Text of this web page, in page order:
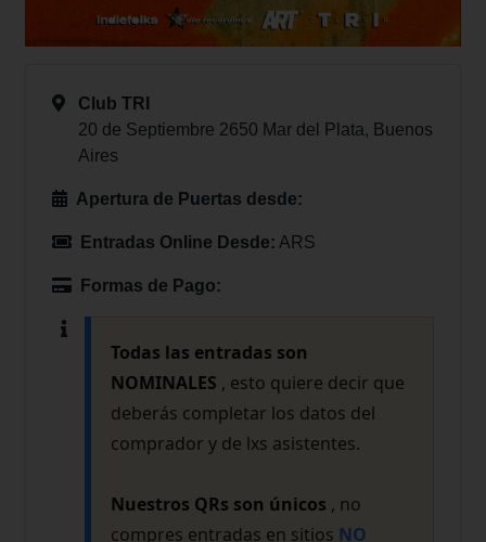
Club TRI
20 de Septiembre 2650 Mar del Plata, Buenos
Aires
Apertura de Puertas desde:
Entradas Online Desde: ARS
Formas de Pago:
Todas las entradas son
NOMINALES , esto quiere decir que
deberás completar los datos del
comprador y de lxs asistentes.
Nuestros QRs son únicos , no
compres entradas en sitios NO